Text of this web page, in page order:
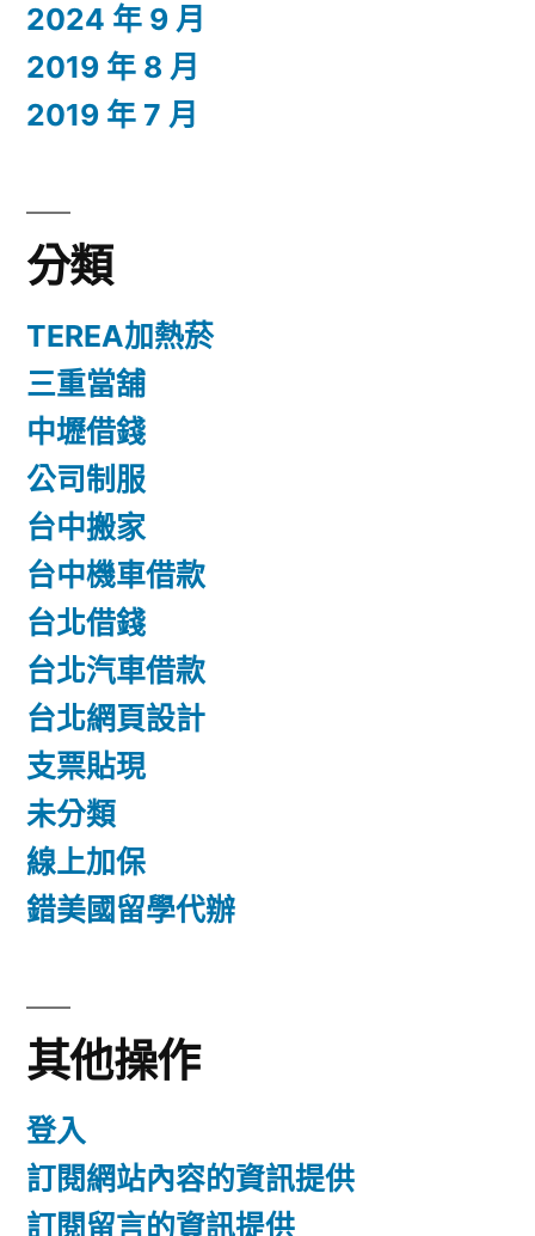
2024 年 9 月
2019 年 8 月
2019 年 7 月
分類
TEREA加熱菸
三重當舖
中壢借錢
公司制服
台中搬家
台中機車借款
台北借錢
台北汽車借款
台北網頁設計
支票貼現
未分類
線上加保
錯美國留學代辦
其他操作
登入
訂閱網站內容的資訊提供
訂閱留言的資訊提供